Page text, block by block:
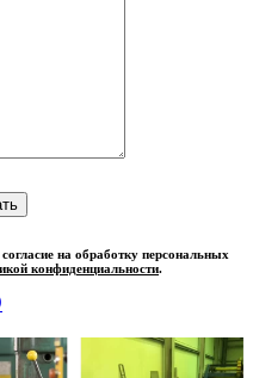
на обработку персональных
конфиденциальности.